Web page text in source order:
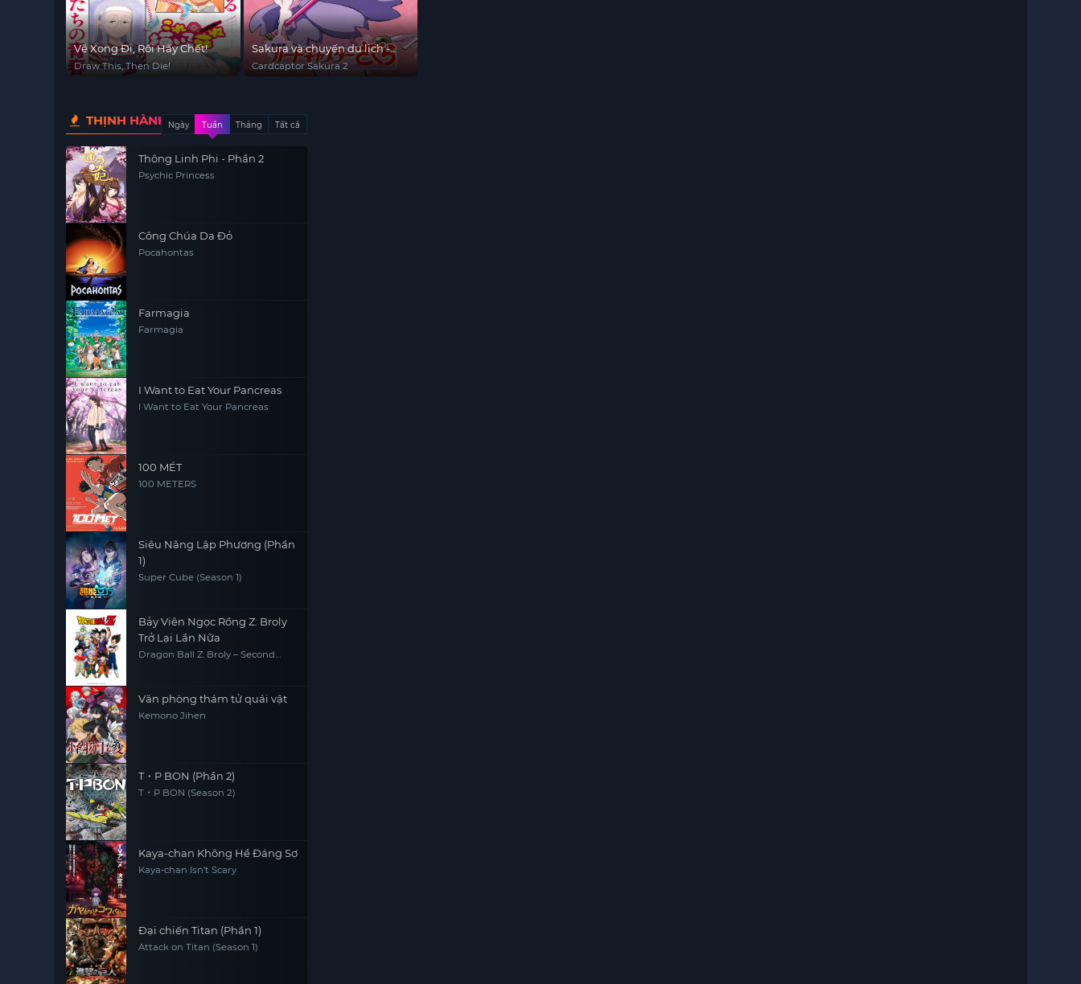
Vẽ Xong Đi, Rồi Hãy Chết!
Draw This, Then Die!
Sakura và chuyến du lịch -
phần 2
Cardcaptor Sakura 2
THỊNH HÀNHNgày Tuần Tháng Tất cả
Thông Linh Phi - Phần 2
Psychic Princess
Công Chúa Da Đỏ
Pocahontas
Farmagia
Farmagia
I Want to Eat Your Pancreas
I Want to Eat Your Pancreas
100 MÉT
100 METERS
Siêu Năng Lập Phương (Phần
1)
Super Cube (Season 1)
Bảy Viên Ngọc Rồng Z: Broly
Trở Lại Lần Nữa
Dragon Ball Z: Broly – Second
Văn phòng thám tử quái vật
Kemono Jihen
T・P BON (Phần 2)
T・P BON (Season 2)
Kaya-chan Không Hề Đáng Sợ
Kaya-chan Isn't Scary
Đại chiến Titan (Phần 1)
Attack on Titan (Season 1)